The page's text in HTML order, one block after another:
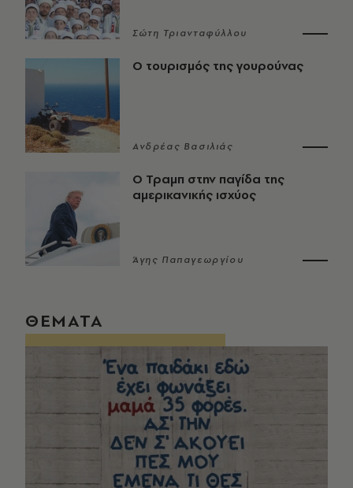
Σώτη Τριανταφύλλου
Ο τουρισμός της γουρούνας
Ανδρέας Βασιλιάς
Ο Τραμπ στην παγίδα της
αμερικανικής ισχύος
Άγης Παπαγεωργίου
ΘΕΜΑΤΑ